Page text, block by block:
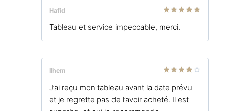
5
Hafid
Tableau et service impeccable, merci.
sur 5
Ilhem
J’ai reçu mon tableau avant la date prévu
et je regrette pas de l’avoir acheté. Il est